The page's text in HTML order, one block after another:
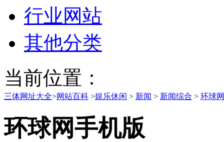
行业网站
其他分类
当前位置：
三体网址大全>网站百科 >娱乐休闲 > 新闻 > 新闻综合 > 环球
环球网手机版